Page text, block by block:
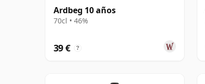
Ardbeg 10 años
70cl • 46%
39 € ?